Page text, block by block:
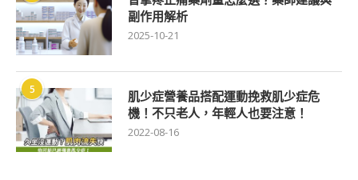
副作用解析
2025-10-21
5
肌少症營養品搭配運動挽救肌少症危
機！不只老人，年輕人也要注意！
2022-08-16